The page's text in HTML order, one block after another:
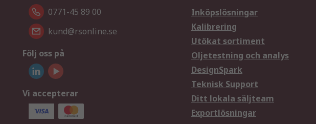
0771-45 89 00
kund@rsonline.se
Följ oss på
Vi accepterar
Inköpslösningar
Kalibrering
Utökat sortiment
Oljetestning och analys
DesignSpark
Teknisk Support
Ditt lokala säljteam
Exportlösningar